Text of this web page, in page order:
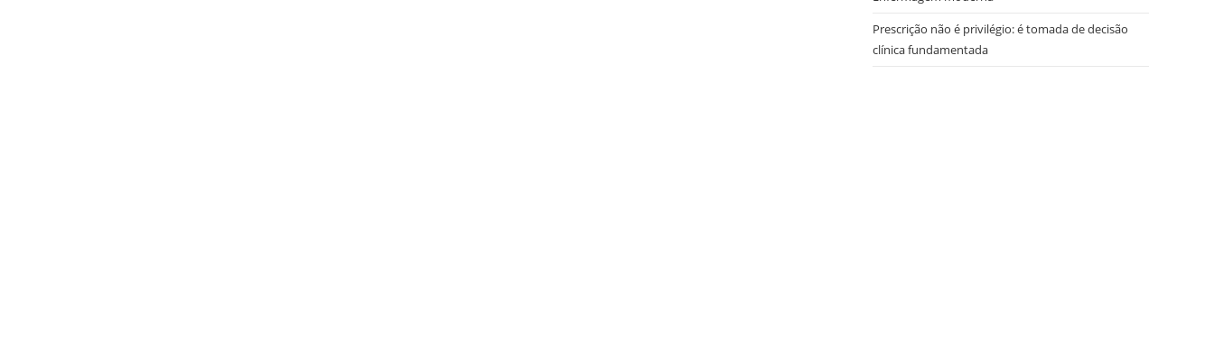
Prescrição não é privilégio: é tomada de decisão
clínica fundamentada